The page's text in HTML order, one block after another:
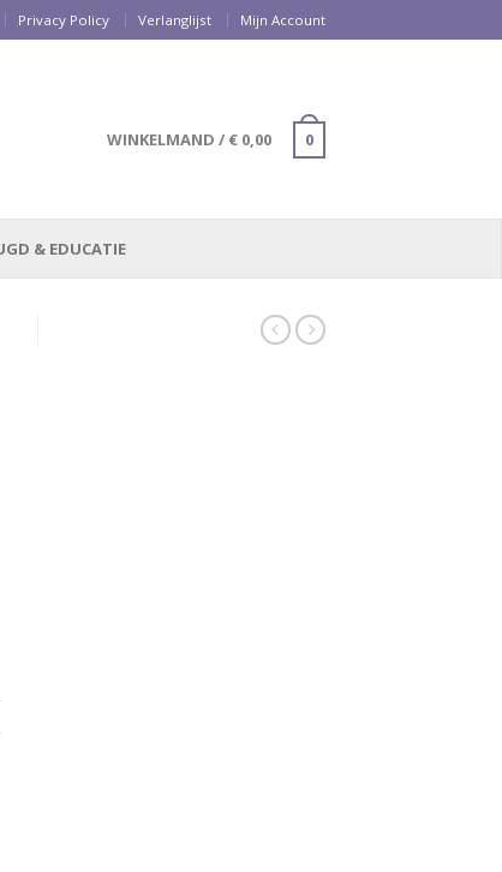
Privacy Policy Verlanglijst Mijn Account
WINKELMAND / € 0,00 0
& EDUCATIE